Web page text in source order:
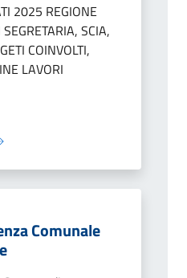
2025 REGIONE
SCIA,
COINVOLTI,
LAVORI
Comunale